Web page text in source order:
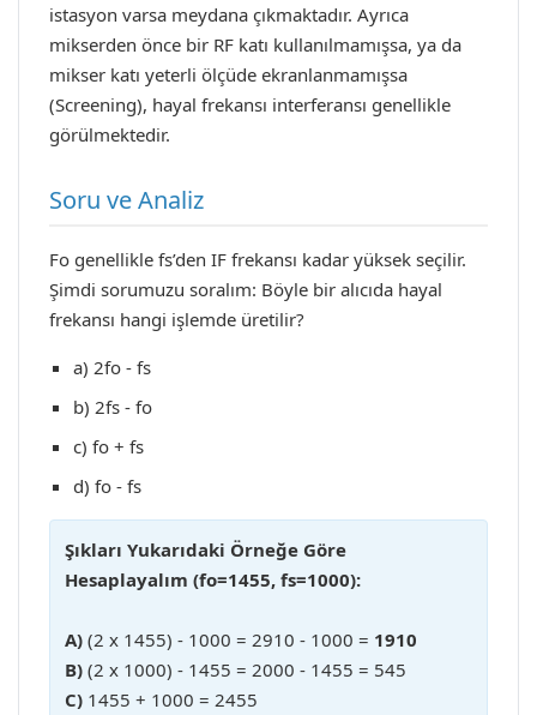
istasyon varsa meydana çıkmaktadır. Ayrıca
mikserden önce bir RF katı kullanılmamışsa, ya da
mikser katı yeterli ölçüde ekranlanmamışsa
(Screening), hayal frekansı interferansı genellikle
görülmektedir.
Soru ve Analiz
Fo genellikle fs’den IF frekansı kadar yüksek seçilir.
Şimdi sorumuzu soralım: Böyle bir alıcıda hayal
frekansı hangi işlemde üretilir?
a) 2fo - fs
b) 2fs - fo
c) fo + fs
d) fo - fs
Şıkları Yukarıdaki Örneğe Göre
Hesaplayalım (fo=1455, fs=1000):
A) (2 x 1455) - 1000 = 2910 - 1000 = 1910
B) (2 x 1000) - 1455 = 2000 - 1455 = 545
C) 1455 + 1000 = 2455